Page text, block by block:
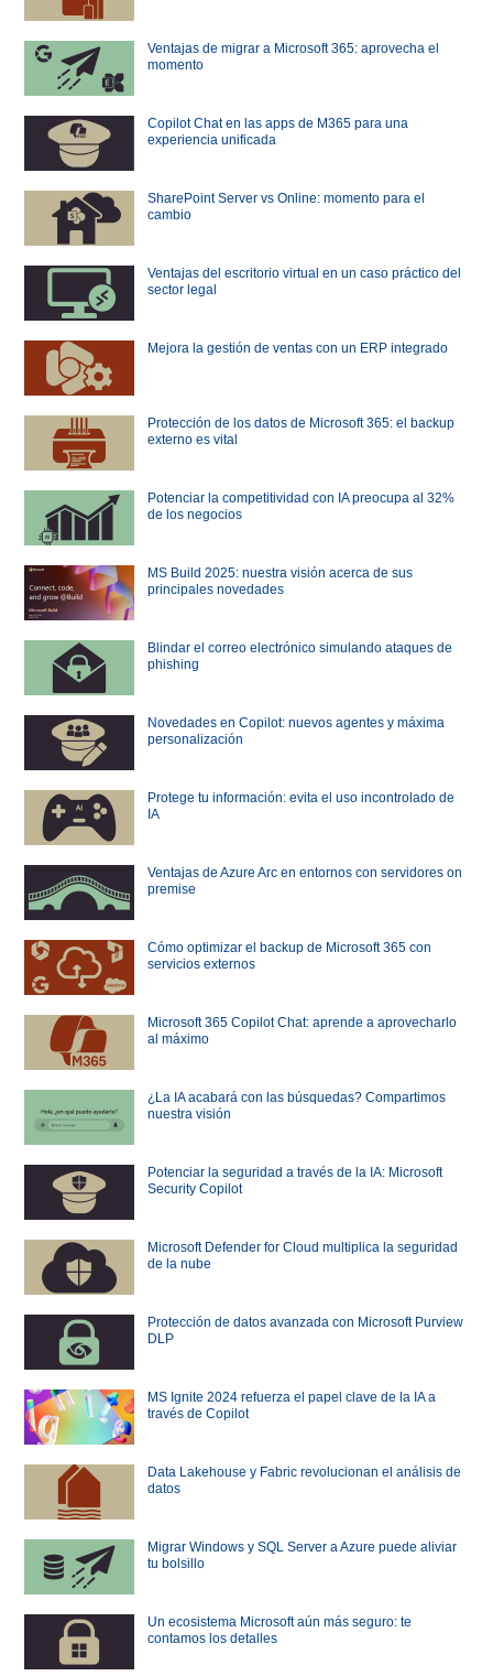
Ventajas de migrar a Microsoft 365: aprovecha el
momento
Copilot Chat en las apps de M365 para una
experiencia unificada
SharePoint Server vs Online: momento para el
cambio
Ventajas del escritorio virtual en un caso práctico del
sector legal
Mejora la gestión de ventas con un ERP integrado
Protección de los datos de Microsoft 365: el backup
externo es vital
Potenciar la competitividad con IA preocupa al 32%
de los negocios
MS Build 2025: nuestra visión acerca de sus
principales novedades
Blindar el correo electrónico simulando ataques de
phishing
Novedades en Copilot: nuevos agentes y máxima
personalización
Protege tu información: evita el uso incontrolado de
IA
Ventajas de Azure Arc en entornos con servidores on
premise
Cómo optimizar el backup de Microsoft 365 con
servicios externos
Microsoft 365 Copilot Chat: aprende a aprovecharlo
al máximo
¿La IA acabará con las búsquedas? Compartimos
nuestra visión
Potenciar la seguridad a través de la IA: Microsoft
Security Copilot
Microsoft Defender for Cloud multiplica la seguridad
de la nube
Protección de datos avanzada con Microsoft Purview
DLP
MS Ignite 2024 refuerza el papel clave de la IA a
través de Copilot
Data Lakehouse y Fabric revolucionan el análisis de
datos
Migrar Windows y SQL Server a Azure puede aliviar
tu bolsillo
Un ecosistema Microsoft aún más seguro: te
contamos los detalles